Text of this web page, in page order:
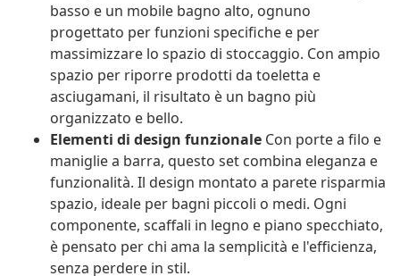
basso e un mobile bagno alto, ognuno
progettato per funzioni specifiche e per
massimizzare lo spazio di stoccaggio. Con ampio
spazio per riporre prodotti da toeletta e
asciugamani, il risultato è un bagno più
organizzato e bello.
Elementi di design funzionale Con porte a filo e
maniglie a barra, questo set combina eleganza e
funzionalità. Il design montato a parete risparmia
spazio, ideale per bagni piccoli o medi. Ogni
componente, scaffali in legno e piano specchiato,
è pensato per chi ama la semplicità e l'efficienza,
senza perdere in stil.